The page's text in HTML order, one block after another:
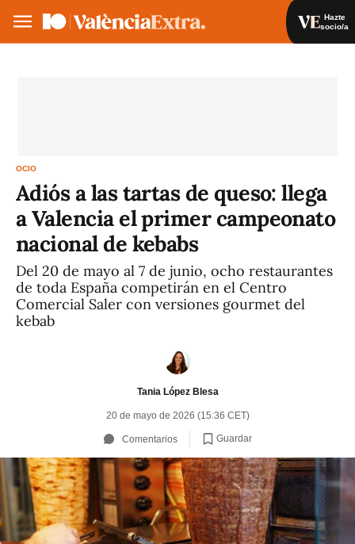
Hazte
socio/a
OCIO
Adiós a las tartas de queso: llega
a Valencia el primer campeonato
nacional de kebabs
Del 20 de mayo al 7 de junio, ocho restaurantes
de toda España competirán en el Centro
Comercial Saler con versiones gourmet del
kebab
Tania López Blesa
20 de mayo de 2026 (15:36 CET)
Comentarios Guardar